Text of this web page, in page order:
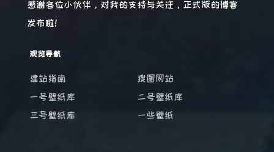
感谢各位小伙伴，对我的支持与关注，正式版的博客
发布啦！
观览导航
建站指南
搜图网站
一号壁纸库
二号壁纸库
三号壁纸库
一些壁纸